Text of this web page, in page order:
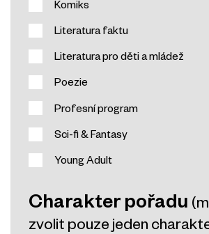
Komiks
Literatura faktu
Literatura pro děti a mládež
Poezie
Profesní program
Sci-fi & Fantasy
Young Adult
Charakter pořadu
zvolit pouze jeden